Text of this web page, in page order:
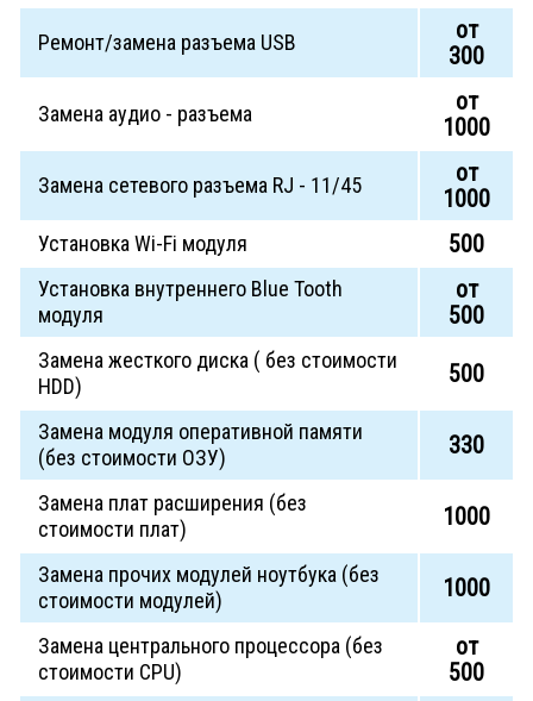
Ремонт/замена разъема USB
от
300
Замена аудио - разъема
от
1000
Замена сетевого разъема RJ - 11/45
от
1000
Установка Wi-Fi модуля 500
Установка внутреннего Blue Tooth
модуля
от
500
Замена жесткого диска ( без стоимости
HDD)
500
Замена модуля оперативной памяти
(без стоимости ОЗУ)
330
Замена плат расширения (без
стоимости плат)
1000
Замена прочих модулей ноутбука (без
стоимости модулей)
1000
Замена центрального процессора (без
стоимости CPU)
от
500